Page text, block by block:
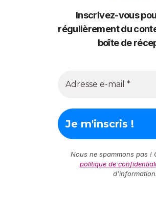
Inscrivez-vous
régulièrement du
boîte de
Nous ne spammons pas !
politique de